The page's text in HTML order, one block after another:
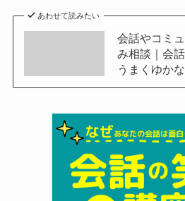
あわせて読みたい
会話やコミ
み相談｜会
うまくゆか